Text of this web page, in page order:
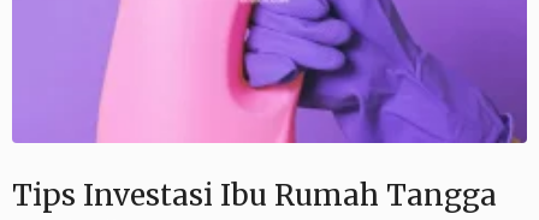
Tips Investasi Ibu Rumah Tangga